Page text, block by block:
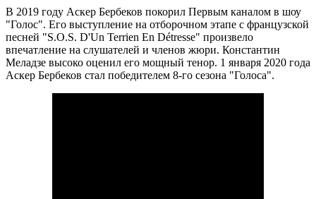
В 2019 году Аскер Бербеков покорил Первым каналом в шоу
"Голос". Его выступление на отборочном этапе с французской
песней "S.O.S. D'Un Terrien En Détresse" произвело
впечатление на слушателей и членов жюри. Константин
Меладзе высоко оценил его мощный тенор. 1 января 2020 года
Аскер Бербеков стал победителем 8-го сезона "Голоса".